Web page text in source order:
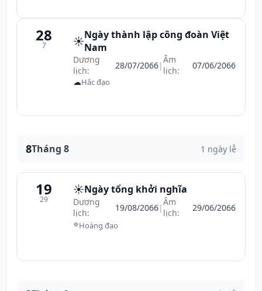
28
7 ☀️Ngày thành lập công đoàn Việt
Nam
Dương
lịch:
28/07/2066|Âm
lịch:
07/06/2066
☁Hắc đạo
8Tháng 8 1 ngày lễ
19
29
☀️Ngày tổng khởi nghĩa
Dương
lịch:
19/08/2066|Âm
lịch:
29/06/2066
⭐Hoàng đạo